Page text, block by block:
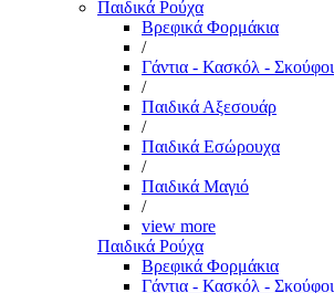
Παιδικά Ρούχα
Βρεφικά Φορμάκια
/
Γάντια - Κασκόλ - Σκούφοι
/
Παιδικά Αξεσουάρ
/
Παιδικά Εσώρουχα
/
Παιδικά Μαγιό
/
view more
Παιδικά Ρούχα
Βρεφικά Φορμάκια
Γάντια - Κασκόλ - Σκούφοι